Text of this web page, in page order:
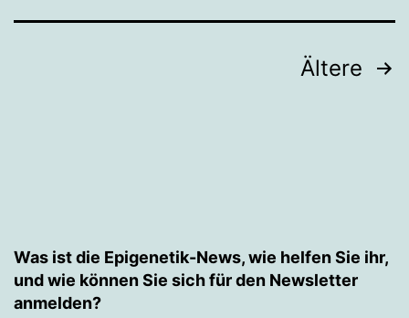
Seitennummerierung
Ältere
Was ist die Epigenetik-News, wie helfen Sie ihr,
und wie können Sie sich für den Newsletter
anmelden?